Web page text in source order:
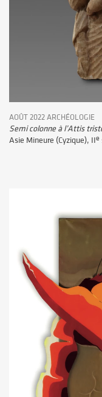
AOÛT 2022 ARCHÉOLOGIE
Semi colonne à l’Attis
Asie Mineure (Cyzique), IIe